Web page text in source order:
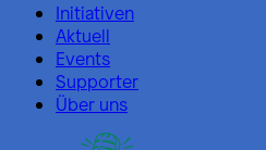
Initiativen
Aktuell
Events
Supporter
Über uns